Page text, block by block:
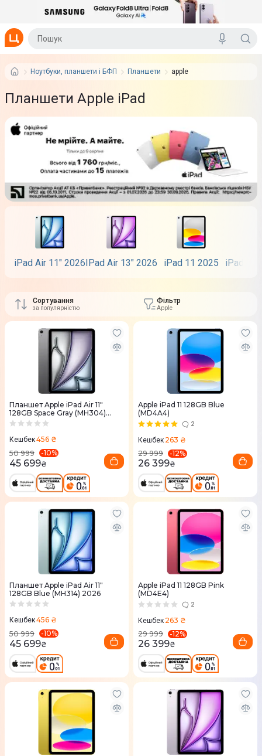
Ноутбуки, планшети і БФП Планшети apple
Планшети Apple iPad
iPad Air 11" 2026IPad Air 13" 2026 iPad 11 2025 iPad
Сортування
за популярністю
Фільтр
Apple
Планшет Apple iPad Air 11"
128GB Space Gray (MH304)
2026
Кешбек456 ₴
50 999
-10%
45 699₴
Apple iPad 11 128GB Blue
(MD4A4)
2
Кешбек 263 ₴
29 999
-12%
26 399₴
Планшет Apple iPad Air 11"
128GB Blue (MH314) 2026
Кешбек456 ₴
50 999
-10%
45 699₴
Apple iPad 11 128GB Pink
(MD4E4)
2
Кешбек 263 ₴
29 999
-12%
26 399₴